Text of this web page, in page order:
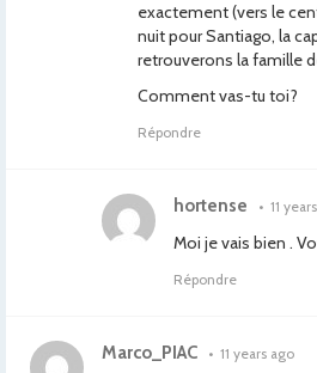
exactement (vers le
nuit pour Santiago, la
retrouverons la famille
Comment vas-tu toi?
Répondre
hortense • 11
Moi je vais bien .
Répondre
Marco_PIAC • 11 years ago